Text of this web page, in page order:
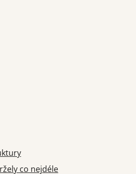
co nejdéle